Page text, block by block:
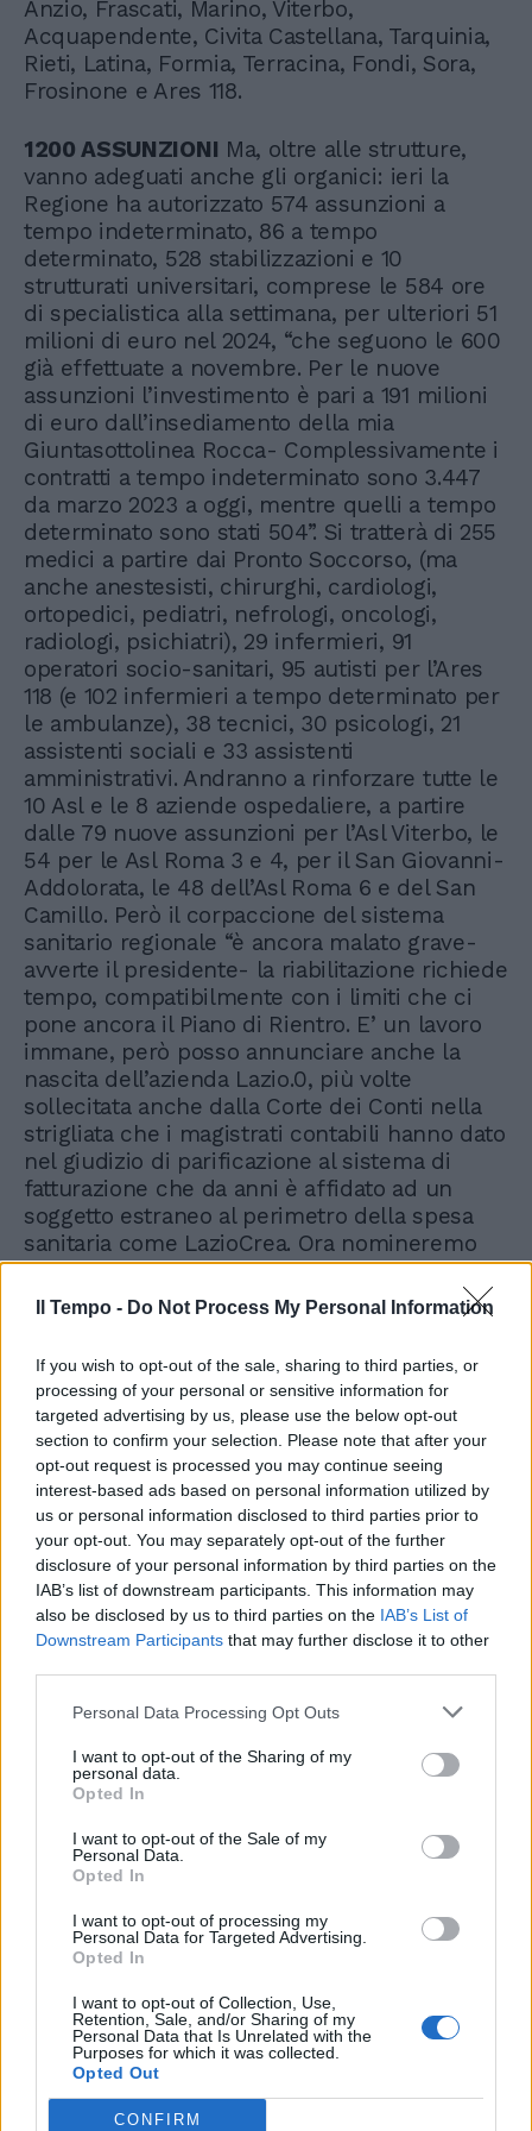
Il Tempo - Do Not Process My Personal Information
If you wish to opt-out of the sale, sharing to third parties, or
processing of your personal or sensitive information for
targeted advertising by us, please use the below opt-out
section to confirm your selection. Please note that after your
opt-out request is processed you may continue seeing
interest-based ads based on personal information utilized by
us or personal information disclosed to third parties prior to
your opt-out. You may separately opt-out of the further
disclosure of your personal information by third parties on the
IAB’s list of downstream participants. This information may
also be disclosed by us to third parties on the IAB’s List of
Downstream Participants that may further disclose it to other
Personal Data Processing Opt Outs
I want to opt-out of the Sharing of my
personal data.
Opted In
I want to opt-out of the Sale of my
Personal Data.
Opted In
I want to opt-out of processing my
Personal Data for Targeted Advertising.
Opted In
I want to opt-out of Collection, Use,
Retention, Sale, and/or Sharing of my
Personal Data that Is Unrelated with the
Purposes for which it was collected.
Opted Out
CONFIRM
Anzio, Frascati, Marino, Viterbo,
Acquapendente, Civita Castellana, Tarquinia,
Rieti, Latina, Formia, Terracina, Fondi, Sora,
Frosinone e Ares 118.
1200 ASSUNZIONI Ma, oltre alle strutture,
vanno adeguati anche gli organici: ieri la
Regione ha autorizzato 574 assunzioni a
tempo indeterminato, 86 a tempo
determinato, 528 stabilizzazioni e 10
strutturati universitari, comprese le 584 ore
di specialistica alla settimana, per ulteriori 51
milioni di euro nel 2024, “che seguono le 600
già effettuate a novembre. Per le nuove
assunzioni l’investimento è pari a 191 milioni
di euro dall’insediamento della mia
Giuntasottolinea Rocca- Complessivamente i
contratti a tempo indeterminato sono 3.447
da marzo 2023 a oggi, mentre quelli a tempo
determinato sono stati 504”. Si tratterà di 255
medici a partire dai Pronto Soccorso, (ma
anche anestesisti, chirurghi, cardiologi,
ortopedici, pediatri, nefrologi, oncologi,
radiologi, psichiatri), 29 infermieri, 91
operatori socio-sanitari, 95 autisti per l’Ares
118 (e 102 infermieri a tempo determinato per
le ambulanze), 38 tecnici, 30 psicologi, 21
assistenti sociali e 33 assistenti
amministrativi. Andranno a rinforzare tutte le
10 Asl e le 8 aziende ospedaliere, a partire
dalle 79 nuove assunzioni per l’Asl Viterbo, le
54 per le Asl Roma 3 e 4, per il San Giovanni-
Addolorata, le 48 dell’Asl Roma 6 e del San
Camillo. Però il corpaccione del sistema
sanitario regionale “è ancora malato grave-
avverte il presidente- la riabilitazione richiede
tempo, compatibilmente con i limiti che ci
pone ancora il Piano di Rientro. E’ un lavoro
immane, però posso annunciare anche la
nascita dell’azienda Lazio.0, più volte
sollecitata anche dalla Corte dei Conti nella
strigliata che i magistrati contabili hanno dato
nel giudizio di parificazione al sistema di
fatturazione che da anni è affidato ad un
soggetto estraneo al perimetro della spesa
sanitaria come LazioCrea. Ora nomineremo
un commissario che provvederà ad attivare la
nuova azienda”.
AZIENDA LAZIO 0LazioCrea, insomma, non
agirà più come se fosse una sorta di azienda
capofila, perché la nuova holding della sanità
laziale era stata istituita oltre 2 anni fa, nel
novembre 2021, con l’“Azienda Lazio 0”, che
però non è mai entrata in funzione. Eppure
era stata concepita proprio per “ottimizzare i
livelli di efficacia ed efficienza organizzativa
del servizio sanitario regionale attraverso
forme di integrazione funzionale di servizi
tecnici e operativi”. Tant’è che, sin dal 2021,
anche la Corte dei Conti bacchetta la Regione
sulla mancata attivazione dell’azienda Lazio 0,
indicata peraltro nello stesso Piano di Rientro